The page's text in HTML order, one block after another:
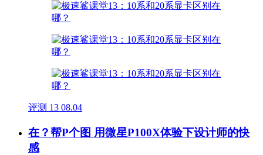
评测 13 08.04
在？帮P个图 用微星P100X体验下设计师的快
感